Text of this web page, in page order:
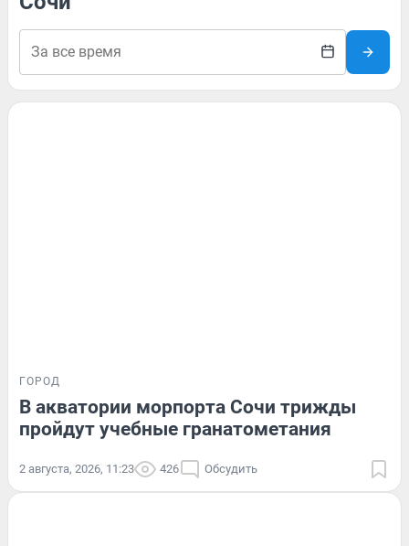
ГОРОД
В акватории морпорта Сочи трижды
пройдут учебные гранатометания
2 августа, 2026, 11:23 426 Обсудить